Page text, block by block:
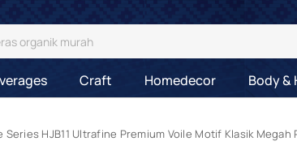
Craft Homedecor Body &
HJB11 Ultrafine Premium Voile Motif Klasik